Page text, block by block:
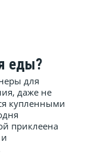
еды?
для
даже не
купленными
приклеена